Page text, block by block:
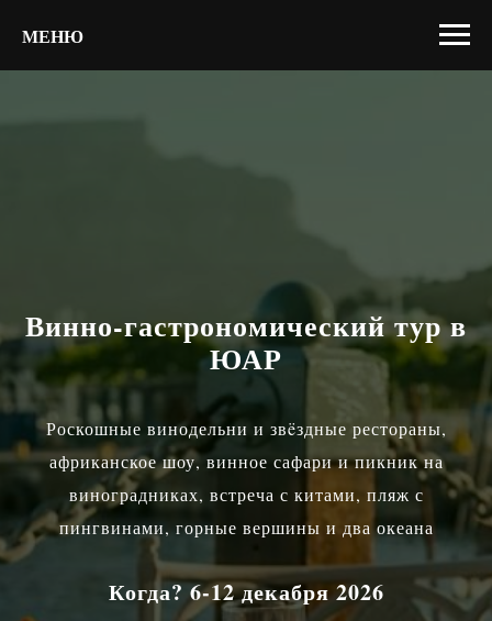
МЕНЮ
Винно-гастрономический тур в
ЮАР
Роскошные винодельни и звëздные рестораны,
африканское шоу, винное сафари и пикник на
виноградниках, встреча с китами, пляж с
пингвинами, горные вершины и два океана
Когда? 6-12 декабря 2026